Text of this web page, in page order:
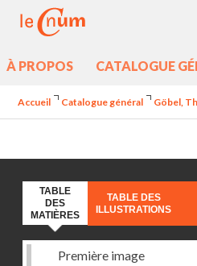
À PROPOS CATALOGUE
Accueil Catalogue général Göbel,
TABLE
DES
MATIÈRES
TABLE DES
ILLUSTRATIONS
Première image